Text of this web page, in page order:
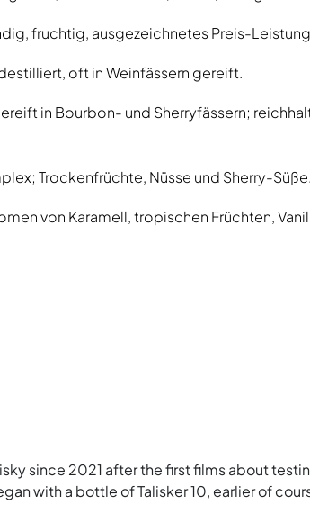
fruchtig, ausgezeichnetes Preis-
oft in Weinfässern gereift.
in Bourbon- und Sherryfässern;
Trockenfrüchte, Nüsse und Sherry-Süße.
von Karamell, tropischen Früchten,
since 2021 after the first films about
with a bottle of Talisker 10, earlier of